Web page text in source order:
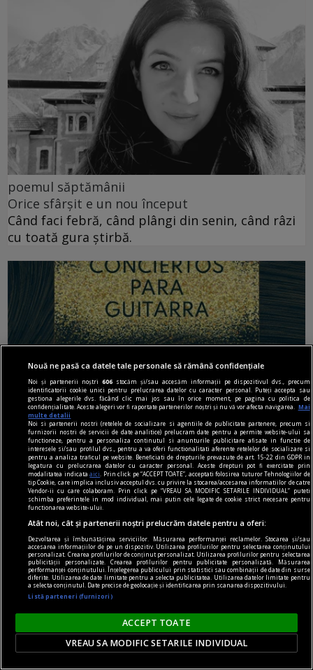
poemul săptămânii
Orice sfârșit e un nou început
Când faci febră, când plângi din senin, când râzi
cu toată gura știrbă.
în oraș
Martie este luna concertelor de chitară
În perioada 16-30 martie 2024, Asociația
ChitaraNova vă invită la concertele din cadrul
turneului național „Conciertos para Guitarra”.
Nouă ne pasă ca datele tale personale să rămână confidențiale
Noi și partenerii noștri606 stocăm și/sau accesăm informații pe dispozitivul dvs., precum
identificatorii cookie unici pentru prelucrarea datelor cu caracter personal. Puteți accepta sau
gestiona alegerile dvs. făcând clic mai jos sau în orice moment, pe pagina cu politica de
confidențialitate. Aceste alegeri vor fi raportate partenerilor noștri și nu vă vor afecta navigarea.
Mai
multe detalii
Noi si partenerii nostri (retelele de socializare si agentiile de publicitate partenere, precum si
furnizorii nostri de servicii de date analitice) prelucram date pentru a permite website-ului sa
functioneze, pentru a personaliza continutul si anunturile publicitare afisate in functie de
interesele si/sau profilul dvs., pentru a va oferi functionalitati aferente retelelor de socializare si
pentru a analiza traficul pe website. Beneficiati de drepturile prevazute de art. 15-22 din GDPR in
legatura cu prelucrarea datelor cu caracter personal. Aceste drepturi pot fi exercitate prin
modalitatea indicataaici
. Prin click pe “ACCEPT TOATE”, acceptati folosirea tuturor Tehnologiilor de
tip Cookie, care implica inclusiv acceptul dvs. cu privire la stocarea/accesarea informatiilor de catre
Vendor-ii cu care colaboram. Prin click pe “VREAU SA MODIFIC SETARILE INDIVIDUAL” puteti
schimba preferintele in mod individual, mai putin cele legate de cookie strict necesare pentru
functionarea website-ului.
Atât noi, cât și partenerii noștri prelucrăm datele pentru a oferi:
Dezvoltarea și îmbunătățirea serviciilor. Măsurarea performanței reclamelor. Stocarea și/sau
accesarea informațiilor de pe un dispozitiv. Utilizarea profilurilor pentru selectarea conținutului
personalizat. Crearea profilurilor de conținut personalizat. Utilizarea profilurilor pentru selectarea
publicității personalizate. Crearea profilurilor pentru publicitate personalizată. Măsurarea
performanței conținutului. Înțelegerea publicului prin statistici sau combinații de date din surse
diferite. Utilizarea de date limitate pentru a selecta publicitatea. Utilizarea datelor limitate pentru
a selecta conținutul. Date precise de geolocație și identificarea prin scanarea dispozitivului.
Listă parteneri (furnizori)
ACCEPT TOATE
VREAU SA MODIFIC SETARILE INDIVIDUAL